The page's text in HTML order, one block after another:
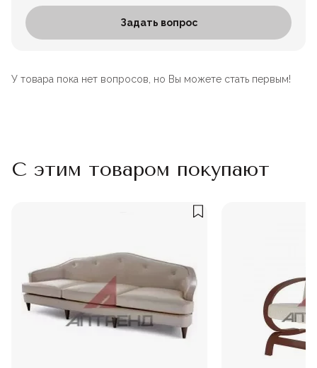
Задать вопрос
У товара пока нет вопросов, но Вы можете стать первым!
С этим товаром покупают